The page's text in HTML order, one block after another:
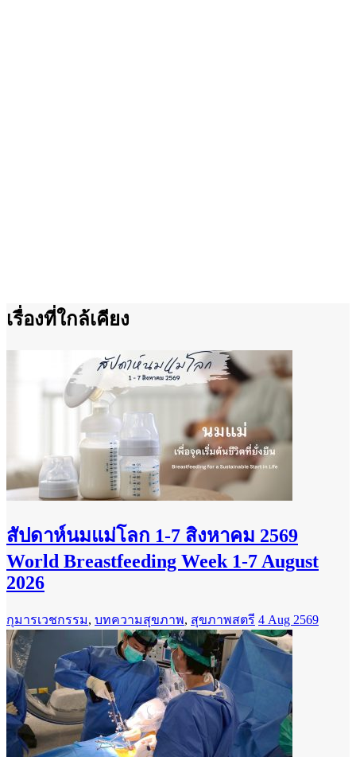
เรื่องที่ใกล้เคียง
สัปดาห์นมแม่โลก 1-7 สิงหาคม 2569
World Breastfeeding Week 1-7 August
2026
กุมารเวชกรรม, บทความสุขภาพ, สุขภาพสตรี 4 Aug 2569